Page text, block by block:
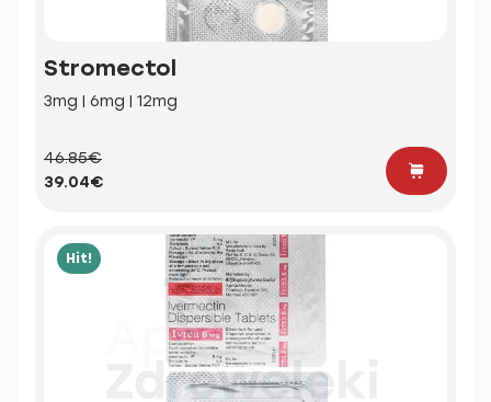
Stromectol
3mg | 6mg | 12mg
46.85€
39.04€
Hit!